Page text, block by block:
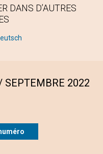
DANS D’AUTRES
SEPTEMBRE 2022